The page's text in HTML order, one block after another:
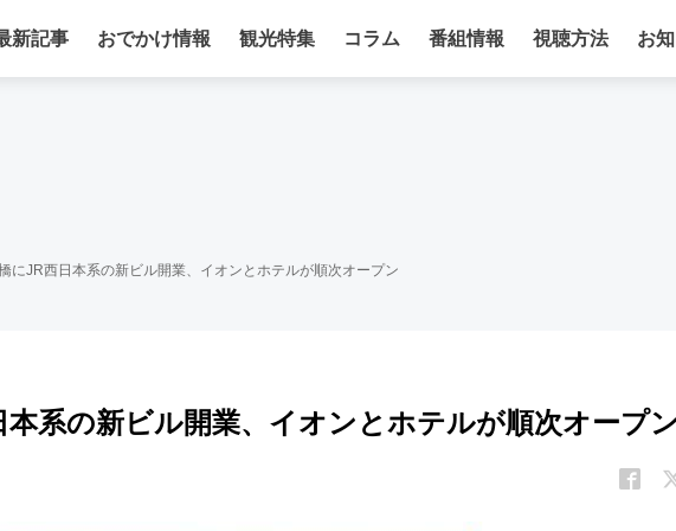
新記事 おでかけ情報 観光特集 コラム 番組情報 視聴方法 お
にJR西日本系の新ビル開業、イオンとホテルが順次オープン
本系の新ビル開業、イオンとホテルが順次オープ